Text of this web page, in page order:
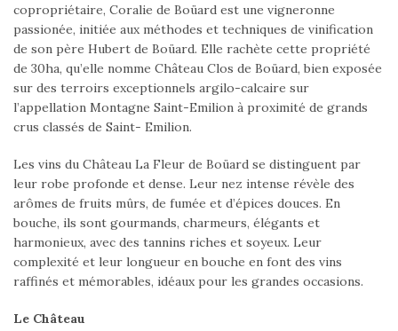
copropriétaire, Coralie de Boüard est une vigneronne
passionée, initiée aux méthodes et techniques de vinification
de son père Hubert de Boüard. Elle rachète cette propriété
de 30ha, qu’elle nomme Château Clos de Boüard, bien exposée
sur des terroirs exceptionnels argilo-calcaire sur
l’appellation Montagne Saint-Emilion à proximité de grands
crus classés de Saint- Emilion.
Les vins du Château La Fleur de Boüard se distinguent par
leur robe profonde et dense. Leur nez intense révèle des
arômes de fruits mûrs, de fumée et d’épices douces. En
bouche, ils sont gourmands, charmeurs, élégants et
harmonieux, avec des tannins riches et soyeux. Leur
complexité et leur longueur en bouche en font des vins
raffinés et mémorables, idéaux pour les grandes occasions.
Le Château